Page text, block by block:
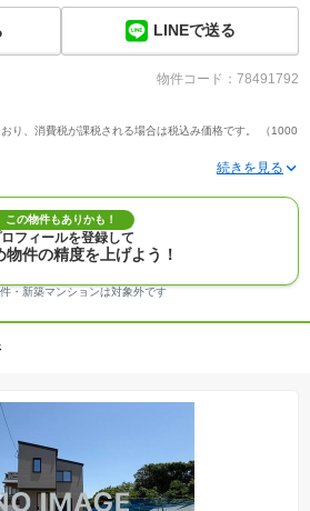
LINEで送る
物件コード：78491792
り、消費税が課税される場合は税込み価格です。 （1000
絵）や間取り図に描かれている家具や車などは、特にコ
格は含まれません。
の２日前に最終確認した情報です。
外観等実際のものとは多少異なることがあります。
場・ショールームの画像の場合、今回販売の物件と異な
少異なる場合があります。
、全ての住戸に該当しない項目もあります。
から１週間表示されます。
いる、建物プラン例は、土地購入者の設計プランの参考
任意です。
ン例」が表記してある時、そのプラン例は特定の建築請
社以外で建てた場合、同様のものが同価格で建てられる
特定するものではありません。
建築する建物の建築請負契約が、一定期間内に成立する
とをいいます。建築請負契約成立に向けて設計プランを
この物件もありかも！
フィールを登録して
物件の精度を上げよう！
・新築マンションは対象外です